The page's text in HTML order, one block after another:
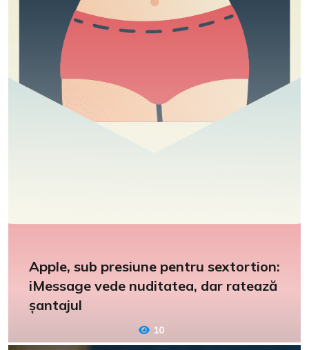
Apple, sub presiune pentru sextortion:
iMessage vede nuditatea, dar ratează
șantajul
10